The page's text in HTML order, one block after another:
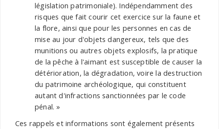
législation patrimoniale). Indépendamment des
risques que fait courir cet exercice sur la faune et
la flore, ainsi que pour les personnes en cas de
mise au jour d'objets dangereux, tels que des
munitions ou autres objets explosifs, la pratique
de la pêche à l'aimant est susceptible de causer la
détérioration, la dégradation, voire la destruction
du patrimoine archéologique, qui constituent
autant d'infractions sanctionnées par le code
pénal. »
Ces rappels et informations sont également présents